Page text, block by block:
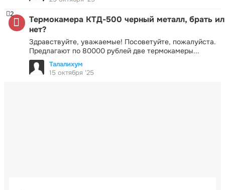
Термокамера КТД-500 черный металл, брать
нет?
Здравствуйте, уважаемые! Посоветуйте, пожалуйста.
Предлагают по 80000 рублей две термокамеры...
2
Талалихум
15 октября '25